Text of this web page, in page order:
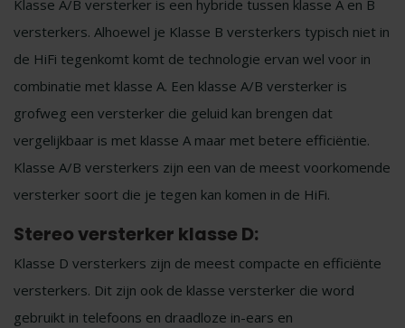
Klasse A/B versterker is een hybride tussen klasse A en B
versterkers. Alhoewel je Klasse B versterkers typisch niet in
de HiFi tegenkomt komt de technologie ervan wel voor in
combinatie met klasse A. Een klasse A/B versterker is
grofweg een versterker die geluid kan brengen dat
vergelijkbaar is met klasse A maar met betere efficiëntie.
Klasse A/B versterkers zijn een van de meest voorkomende
versterker soort die je tegen kan komen in de HiFi.
Stereo versterker klasse D:
Klasse D versterkers zijn de meest compacte en efficiënte
versterkers. Dit zijn ook de klasse versterker die word
gebruikt in telefoons en draadloze in-ears en